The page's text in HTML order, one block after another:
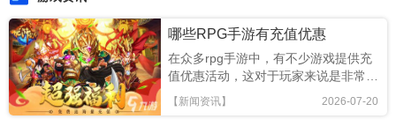
哪些RPG手游有充值优惠
在众多rpg手游中，有不少游戏提供充
值优惠活动，这对于玩家来说是非常不
错的福利。以下为大家介绍几款有充值
优惠且深受玩家喜爱的rpg手游及相关
2026-07-20
【新闻资讯】